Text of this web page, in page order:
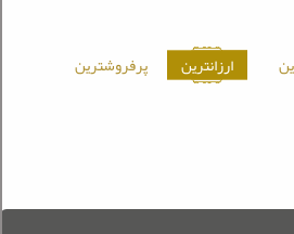
ارزانترین
پرفروشترین